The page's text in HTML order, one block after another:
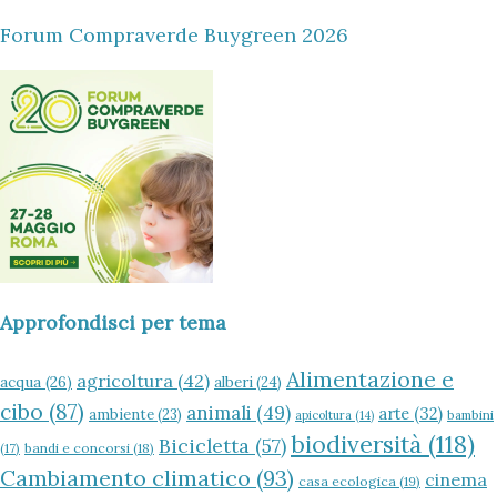
Forum Compraverde Buygreen 2026
Approfondisci per tema
acqua (26) agricoltura (42) alberi(24) Alimentazione e
cibo (87) ambiente(23) animali (49) apicoltura (14) arte (32) bambini
(17) bandi e concorsi (18) Bicicletta (57)biodiversità (118)
Cambiamento climatico (93) casa ecologica (19) cinema